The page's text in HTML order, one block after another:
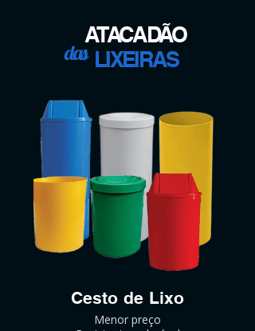
ATACADÃO
LIXEIRAS
das
Cesto de Lixo
Menor preço